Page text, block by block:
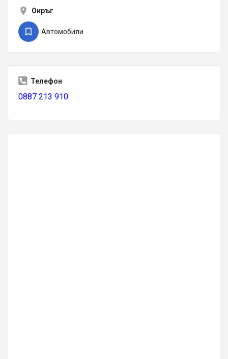
Окръг
Автомобили
Телефон
0887 213 910